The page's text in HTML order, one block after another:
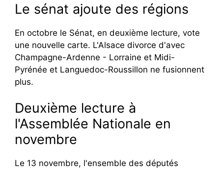
Le sénat ajoute des régions
En octobre le Sénat, en deuxième lecture, vote
une nouvelle carte. L'Alsace divorce d'avec
Champagne-Ardenne - Lorraine et Midi-
Pyrénée et Languedoc-Roussillon ne fusionnent
plus.
Deuxième lecture à
l'Assemblée Nationale en
novembre
Le 13 novembre, l'ensemble des députés